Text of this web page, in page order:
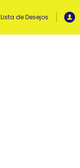
Lista de Desejos